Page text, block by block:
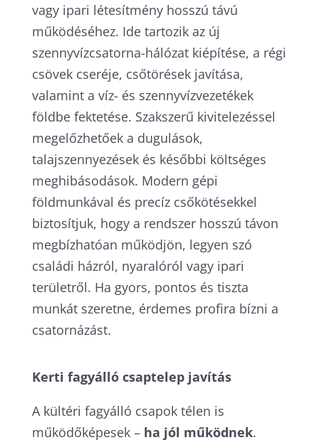
vagy ipari létesítmény hosszú távú
működéséhez. Ide tartozik az új
szennyvízcsatorna-hálózat kiépítése, a régi
csövek cseréje, csőtörések javítása,
valamint a víz- és szennyvízvezetékek
földbe fektetése. Szakszerű kivitelezéssel
megelőzhetőek a dugulások,
talajszennyezések és későbbi költséges
meghibásodások. Modern gépi
földmunkával és precíz csőkötésekkel
biztosítjuk, hogy a rendszer hosszú távon
megbízhatóan működjön, legyen szó
családi házról, nyaralóról vagy ipari
területről. Ha gyors, pontos és tiszta
munkát szeretne, érdemes profira bízni a
csatornázást.
Kerti fagyálló csaptelep javítás
A kültéri fagyálló csapok télen is
működőképesek – ha jól működnek.